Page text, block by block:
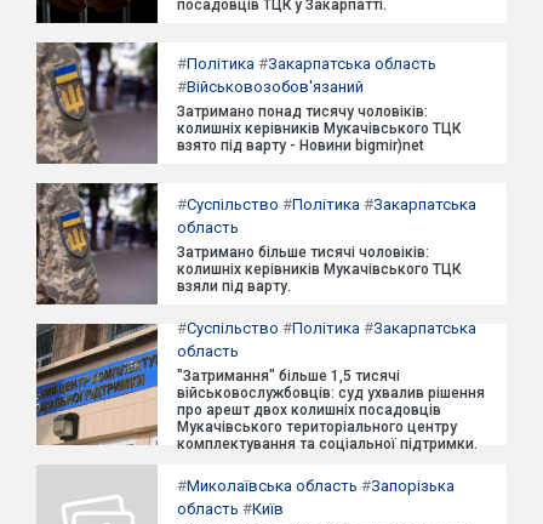
посадовців ТЦК у Закарпатті.
#Політика #Закарпатська область
#Військовозобов'язаний
Затримано понад тисячу чоловіків:
колишніх керівників Мукачівського ТЦК
взято під варту - Новини bigmir)net
#Суспільство #Політика #Закарпатська
область
Затримано більше тисячі чоловіків:
колишніх керівників Мукачівського ТЦК
взяли під варту.
#Суспільство #Політика #Закарпатська
область
"Затримання" більше 1,5 тисячі
військовослужбовців: суд ухвалив рішення
про арешт двох колишніх посадовців
Мукачівського територіального центру
комплектування та соціальної підтримки.
#Миколаївська область #Запорізька
область #Київ